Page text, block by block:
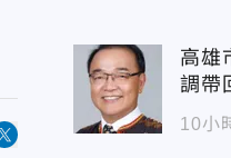
高雄
調帶
10小